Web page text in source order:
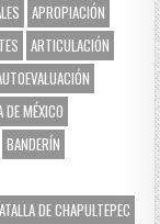
APROPIACIÓN
ARTICULACIÓN
DE MÉXICO
BANDERÍN
DE CHAPULTEPEC